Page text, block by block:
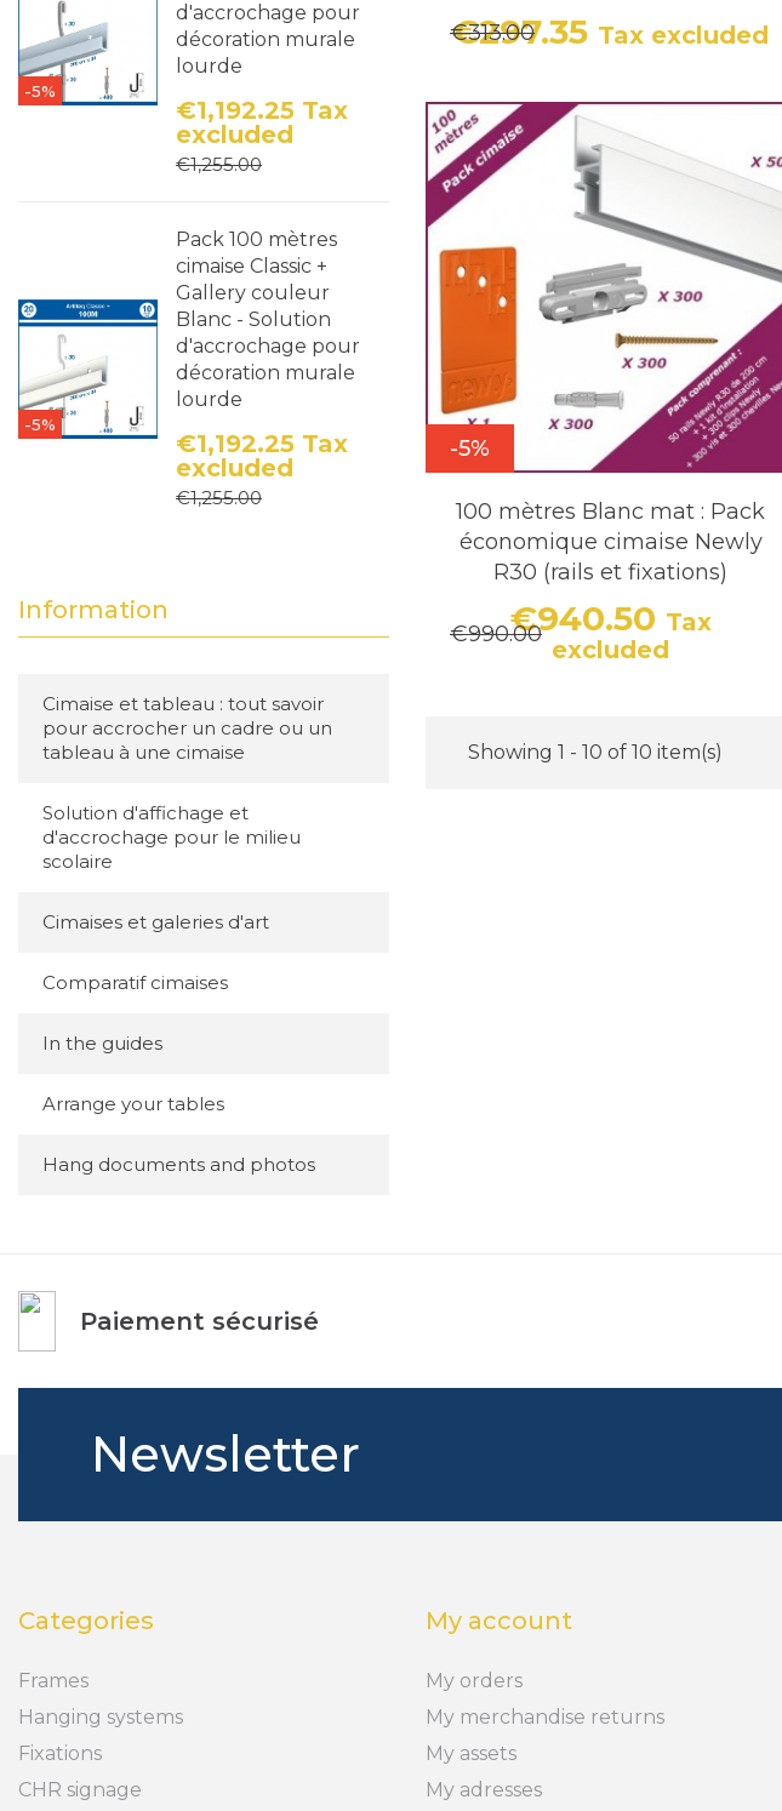
-5%
d'accrochage pour
décoration murale
lourde
Price
€1,192.25 Tax
excluded
Regular price
€1,255.00
-5%
Pack 100 mètres
cimaise Classic +
Gallery couleur
Blanc - Solution
d'accrochage pour
décoration murale
lourde
Price
€1,192.25 Tax
excluded
Regular price
€1,255.00
Information
Cimaise et tableau : tout savoir
pour accrocher un cadre ou un
tableau à une cimaise
Solution d'affichage et
d'accrochage pour le milieu
scolaire
Cimaises et galeries d'art
Comparatif cimaises
In the guides
Arrange your tables
Hang documents and photos
Price
€297.35 Tax excluded
Regular price
€313.00
-5%
100 mètres Blanc mat : Pack
économique cimaise Newly
R30 (rails et fixations)
Price
€940.50 Tax
excludedRegular price
€990.00
Showing 1 - 10 of 10 item(s)
Paiement sécurisé
Newsletter
Categories
Frames
Hanging systems
Fixations
CHR signage
My account
My orders
My merchandise returns
My assets
My adresses